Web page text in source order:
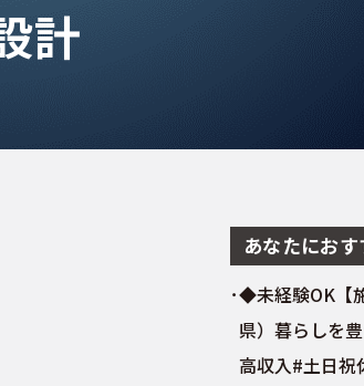
計
あなたにおす
◆未経験OK【
県）暮らしを
高収入#土日祝